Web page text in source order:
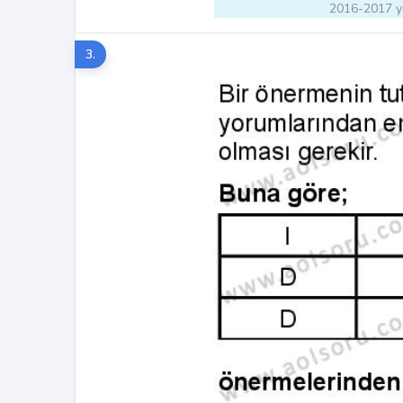
2016-2017
3.